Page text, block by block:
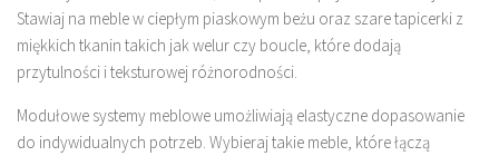
Stawiaj na meble w ciepłym piaskowym beżu oraz szare tapicerki z
miękkich tkanin takich jak welur czy boucle, które dodają
przytulności i teksturowej różnorodności.
Modułowe systemy meblowe umożliwiają elastyczne dopasowanie
do indywidualnych potrzeb. Wybieraj takie meble, które łączą